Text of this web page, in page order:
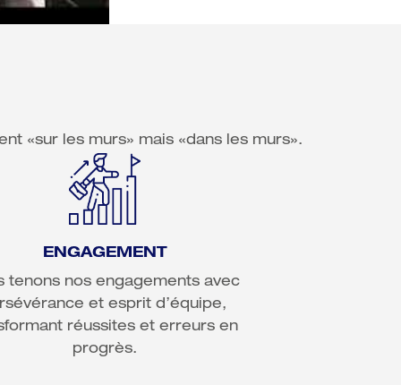
«sur les murs» mais «dans les murs».
ENGAGEMENT
tenons nos engagements avec
et esprit d’équipe,
réussites et erreurs en
progrès.